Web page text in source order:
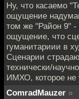
Ну, что касаемо
ощущение
том же "Район 9" -
ощущение, что
гуманитариии в
Сценарии
технически/
ИМХО, которое не
ComradMauzer »